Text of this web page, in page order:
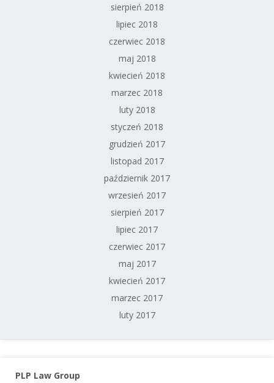
sierpień 2018
lipiec 2018
czerwiec 2018
maj 2018
kwiecień 2018
marzec 2018
luty 2018
styczeń 2018
grudzień 2017
listopad 2017
październik 2017
wrzesień 2017
sierpień 2017
lipiec 2017
czerwiec 2017
maj 2017
kwiecień 2017
marzec 2017
luty 2017
PLP Law Group